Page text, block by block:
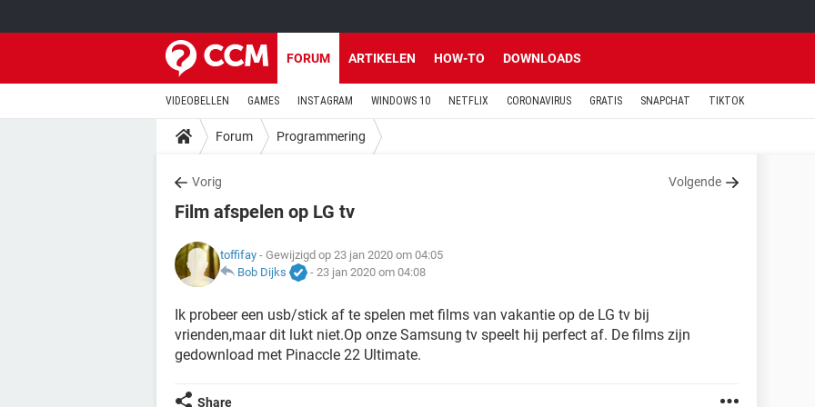
FORUM ARTIKELEN HOW-TO DOWNLOADS
VIDEOBELLEN GAMES INSTAGRAM WINDOWS 10 NETFLIX CORONAVIRUS GRATIS SNAPCHAT TIKTOK
Forum Programmering
Vorig Volgende
Film afspelen op LG tv
toffifay - Gewijzigd op 23 jan 2020 om 04:05
Bob Dijks
- 23 jan 2020 om 04:08
Ik probeer een usb/stick af te spelen met films van vakantie op de LG tv bij
vrienden,maar dit lukt niet.Op onze Samsung tv speelt hij perfect af. De films zijn
gedownload met Pinaccle 22 Ultimate.
Share